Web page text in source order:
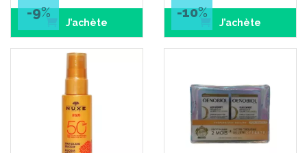
-9%
J’achète
-10%
J’achète